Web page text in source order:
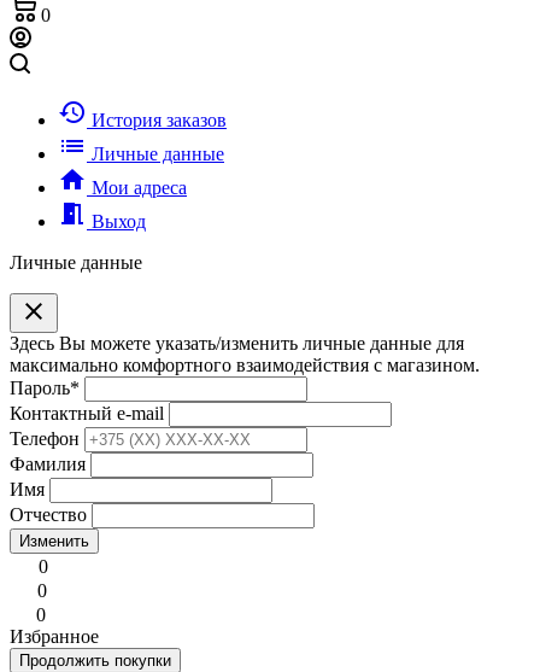
0
history История заказов
list Личные данные
home Мои адреса
meeting_room Выход
Личные данные
clear
Здесь Вы можете указать/изменить личные данные для
максимально комфортного взаимодействия с магазином.
Пароль*
Контактный e-mail
Телефон
Фамилия
Имя
Отчество
Изменить
0
0
0
Избранное
Продолжить покупки